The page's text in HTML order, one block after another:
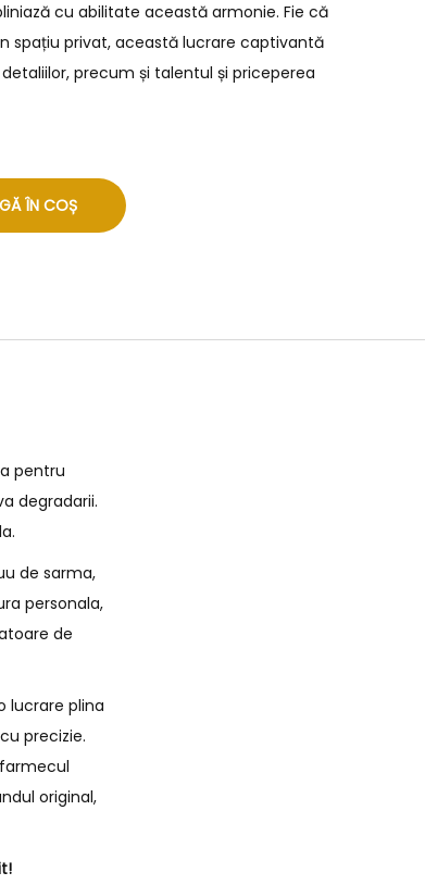
cu abilitate această armonie. Fie că
spațiu privat, această lucrare captivantă
precum și talentul și priceperea
ÎN COȘ
pentru
degradarii.
de sarma,
personala,
de
lucrare plina
precizie.
original,